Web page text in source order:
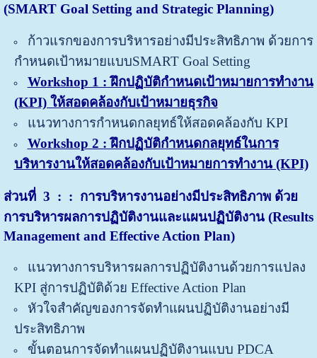
(SMART Goal Setting and Strategic Planning)
ก้าวแรกของการบริหารอย่างมีประสิทธิภาพ ด้วยการ
กำหนดเป้าหมายแบบSMART Goal Setting
Workshop 1 : ฝึกปฏิบัติกำหนดเป้าหมายการทำงาน
(KPI) ให้สอดคล้องกับเป้าหมายธุรกิจ
แนวทางการกำหนดกลยุทธ์ให้สอดคล้องกับ KPI
Workshop 2 : ฝึกปฏิบัติกำหนดกลยุทธ์ในการ
บริหารงานให้สอดคล้องกับเป้าหมายการทำงาน (KPI)
ส่วนที่ 3 : : การบริหารงานอย่างมีประสิทธิภาพ ด้วย
การบริหารผลการปฏิบัติงานและแผนปฏิบัติงาน (Results
Management and Effective Action Plan)
แนวทางการบริหารผลการปฏิบัติงานด้วยการแปลง
KPI สู่การปฏิบัติด้วย Effective Action Plan
หัวใจสำคัญของการจัดทำแผนปฏิบัติงานอย่างมี
ประสิทธิภาพ
ขั้นตอนการจัดทำแผนปฏิบัติงานแบบ PDCA